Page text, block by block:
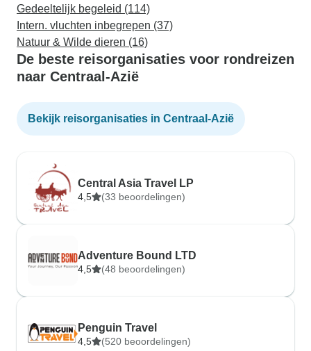
Gedeeltelijk begeleid (114)
Intern. vluchten inbegrepen (37)
Natuur & Wilde dieren (16)
De beste reisorganisaties voor rondreizen
naar Centraal-Azië
Bekijk reisorganisaties in Centraal-Azië
Central Asia Travel LP
4,5 (33 beoordelingen)
Adventure Bound LTD
4,5 (48 beoordelingen)
Penguin Travel
4,5 (520 beoordelingen)